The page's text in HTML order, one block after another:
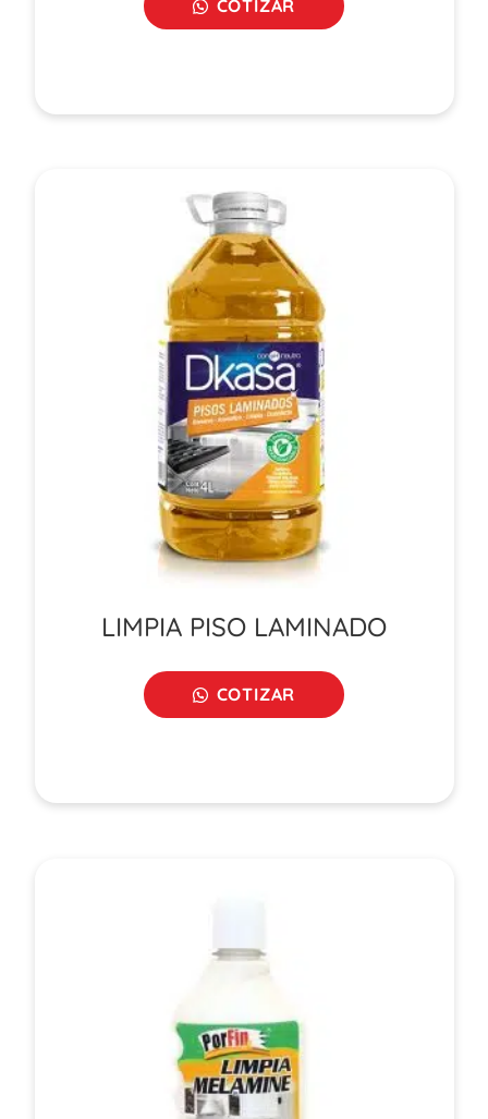
COTIZAR
LIMPIA PISO LAMINADO
COTIZAR